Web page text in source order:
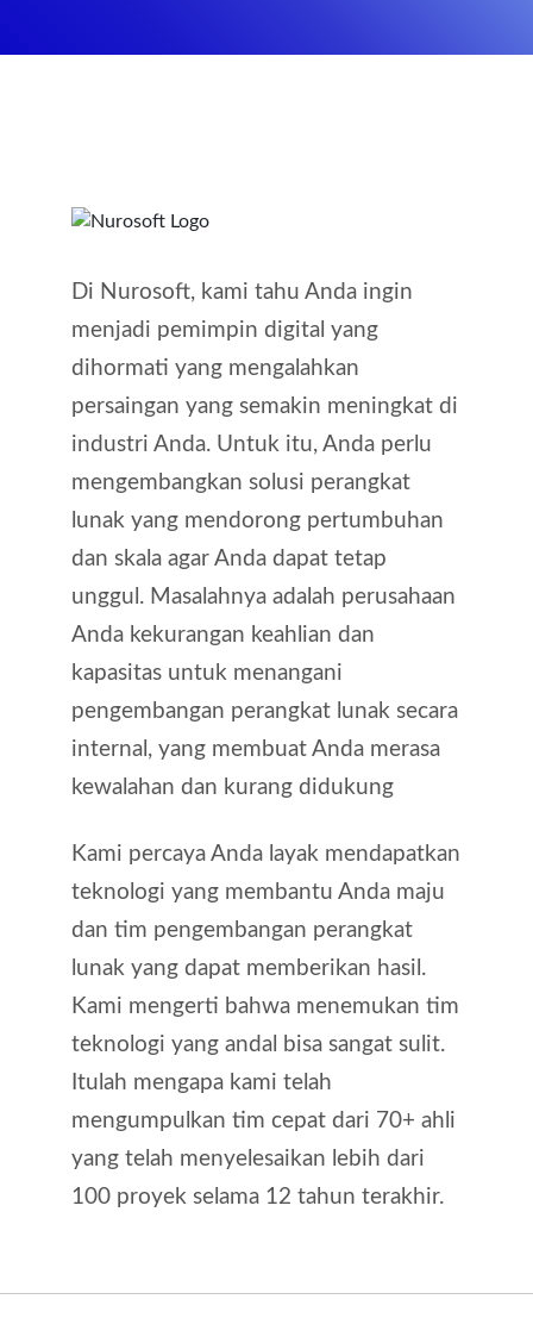
Di Nurosoft, kami tahu Anda ingin
menjadi pemimpin digital yang
dihormati yang mengalahkan
persaingan yang semakin meningkat di
industri Anda. Untuk itu, Anda perlu
mengembangkan solusi perangkat
lunak yang mendorong pertumbuhan
dan skala agar Anda dapat tetap
unggul. Masalahnya adalah perusahaan
Anda kekurangan keahlian dan
kapasitas untuk menangani
pengembangan perangkat lunak secara
internal, yang membuat Anda merasa
kewalahan dan kurang didukung
Kami percaya Anda layak mendapatkan
teknologi yang membantu Anda maju
dan tim pengembangan perangkat
lunak yang dapat memberikan hasil.
Kami mengerti bahwa menemukan tim
teknologi yang andal bisa sangat sulit.
Itulah mengapa kami telah
mengumpulkan tim cepat dari 70+ ahli
yang telah menyelesaikan lebih dari
100 proyek selama 12 tahun terakhir.